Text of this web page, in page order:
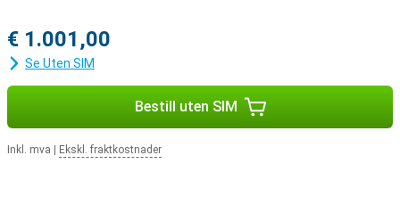
€ 1.001,00
Se Uten SIM
Bestill uten SIM
Inkl. mva Ekskl. fraktkostnader